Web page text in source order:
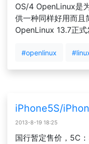
OS/4 OpenLinux是
供一种同样好用而
OpenLinux 13.7正式
#openlinux
iPhone5S/
2013-8-19 18:25
国行暂定售价，5C